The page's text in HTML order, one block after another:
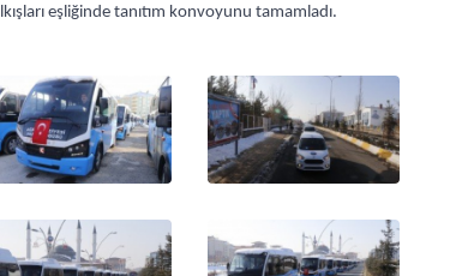
eşliğinde tanıtım konvoyunu tamamladı.